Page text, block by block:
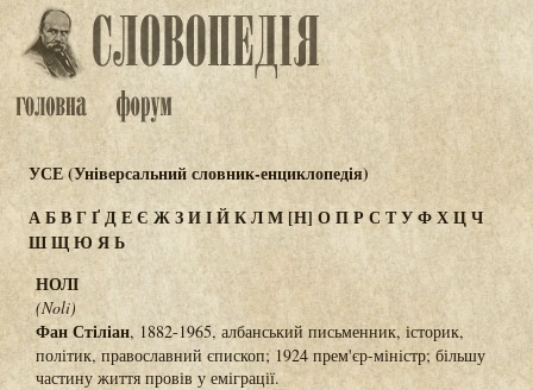
УСЕ (Універсальний словник-енциклопедія)
АБВГҐДЕЄ ЖЗИІЙКЛМ [Н] ОПР СТУФХЦЧ
ШЩЮЯЬ
НОЛІ
(Noli)
Фан Стіліан, 1882-1965, албанський письменник, історик,
політик, православний єпископ; 1924 прем'єр-міністр; більшу
частину життя провів у еміграції.